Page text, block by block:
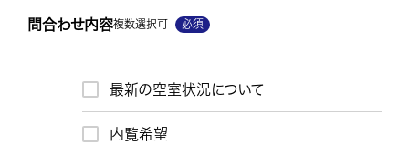
問合わせ内容複数選択可 必須
最新の空室状況について
内覧希望